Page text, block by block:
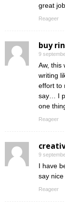
great
Reageer
buy
9
Aw, this
writing
effort to
say… I
one
Reageer
9
I have
say
Reageer